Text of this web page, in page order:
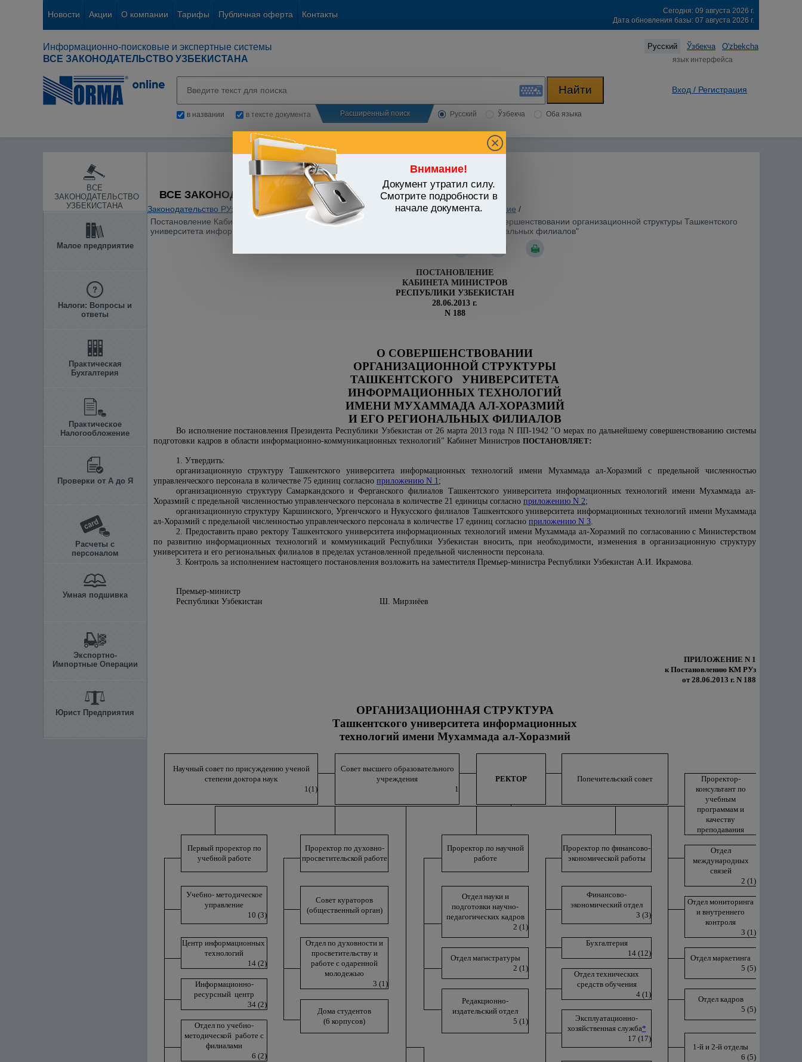
Новости Акции О компании Тарифы Публичная оферта Контакты
Сегодня: 09 августа 2026 г.
Дата обновления базы: 07 августа 2026 г.
Информационно-поисковые и экспертные системы
ВСЕ ЗАКОНОДАТЕЛЬСТВО УЗБЕКИСТАНА
Русский Ўзбекча O'zbekcha
язык интерфейса
в названии в тексте документа Расширенный поиск Русский Ўзбекча Оба языка
Вход / Регистрация
ВСЕ
ЗАКОНОДАТЕЛЬСТВО
УЗБЕКИСТАНА
Малое предприятие
Налоги: Вопросы и
ответы
Практическая
Бухгалтерия
Практическое
Налогообложение
Проверки от А до Я
Расчеты с
персоналом
Умная подшивка
Экспортно-
Импортные Операции
Юрист Предприятия
Внимание!
Документ утратил силу.
Смотрите подробности в
начале документа.
ВСЕ ЗАКОНОДАТЕЛЬСТВО УЗБЕКИСТАНА
Законодательство РУз Образование. Наука. Культура / Утратившие силу акты / Образование /
Постановление Кабинета Министров Республики Узбекистан от 28.06.2013 г. N 188 "О совершенствовании организационной структуры Ташкентского
университета информационных технологий имени Мухаммада ал-Хоразмий и его региональных филиалов"
ПОСТАНОВЛЕНИЕ
КАБИНЕТА МИНИСТРОВ
РЕСПУБЛИКИ УЗБЕКИСТАН
28.06.2013 г.
N 188
О СОВЕРШЕНСТВОВАНИИ
ОРГАНИЗАЦИОННОЙ СТРУКТУРЫ
ТАШКЕНТСКОГО УНИВЕРСИТЕТА
ИНФОРМАЦИОННЫХ ТЕХНОЛОГИЙ
ИМЕНИ МУХАММАДА АЛ-ХОРАЗМИЙ
И ЕГО РЕГИОНАЛЬНЫХ ФИЛИАЛОВ
Во исполнение постановления Президента Республики Узбекистан от 26 марта 2013 года N ПП-1942 "О мерах по дальнейшему совершенствованию системы
подготовки кадров в области информационно-коммуникационных технологий" Кабинет Министров ПОСТАНОВЛЯЕТ:
1. Утвердить:
организационную структуру Ташкентского университета информационных технологий
имени Мухаммада ал-Хоразмий с предельной численностью
управленческого персонала в количестве 75 единиц согласно приложению N 1;
организационную структуру Самаркандского и Ферганского филиалов Ташкентского университета информационных технологий имени Мухаммада ал-
Хоразмий с предельной численностью управленческого персонала в количестве 21 единицы согласно приложению N 2;
организационную структуру Каршинского, Ургенчского и Нукусского филиалов Ташкентского университета информационных технологий имени Мухаммада
ал-Хоразмий с предельной численностью управленческого персонала в количестве 17 единиц согласно приложению N 3.
2. Предоставить право ректору Ташкентского университета информационных технологий имени Мухаммада ал-Хоразмий по согласованию с Министерством
по развитию информационных технологий и коммуникаций Республики Узбекистан вносить, при необходимости, изменения в организационную структуру
университета и его региональных филиалов в пределах установленной предельной численности персонала.
3. Контроль за исполнением настоящего постановления возложить на заместителя Премьер-министра Республики Узбекистан А.И. Икрамова.
Премьер-министр
Республики Узбекистан Ш. Мирзиёев
ПРИЛОЖЕНИЕ N 1
к Постановлению КМ РУз
от 28.06.2013 г. N 188
ОРГАНИЗАЦИОННАЯ СТРУКТУРА
Ташкентского университета информационных
технологий имени Мухаммада ал-Хоразмий
Научный совет по присуждению ученой
степени доктора наук
1(1)
Совет высшего образовательного
учреждения
1
РЕКТОР Попечительский совет
Проректор-
консультант по
учебным
программам и
качеству
преподавания
Первый проректор по
учебной работе
Проректор по духовно-
просветительской работе
Проректор по научной
работе
Проректор по финансово-
экономической работы
Отдел
международных
связей
2 (1)
Учебно- методическое
управление
10 (3)
Совет кураторов
(общественный орган)
Отдел науки и
подготовки научно-
педагогических кадров
2 (1)
Финансово-
экономический отдел
3 (3)
Отдел мониторинга
и внутреннего
контроля
3 (1)
Центр информационных
технологий
14 (2)
Отдел по духовности и
просветительству и
работе с одаренной
молодежью
3 (1)
Бухгалтерия
14 (12)
Отдел магистратуры
2 (1)
Отдел маркетинга
5 (5)
Отдел технических
средств обучения
4 (1)
Информационно-
ресурсный центр
34 (2)
Редакционно-
издательский отдел
5 (1)
Отдел кадров
5 (5)
Дома студентов
(6 корпусов)
Эксплуатационно-
хозяйственная служба*
17 (17)
Отдел по учебно-
методической работе с
филиалами
6 (2)
1-й и 2-й отделы
6 (5)